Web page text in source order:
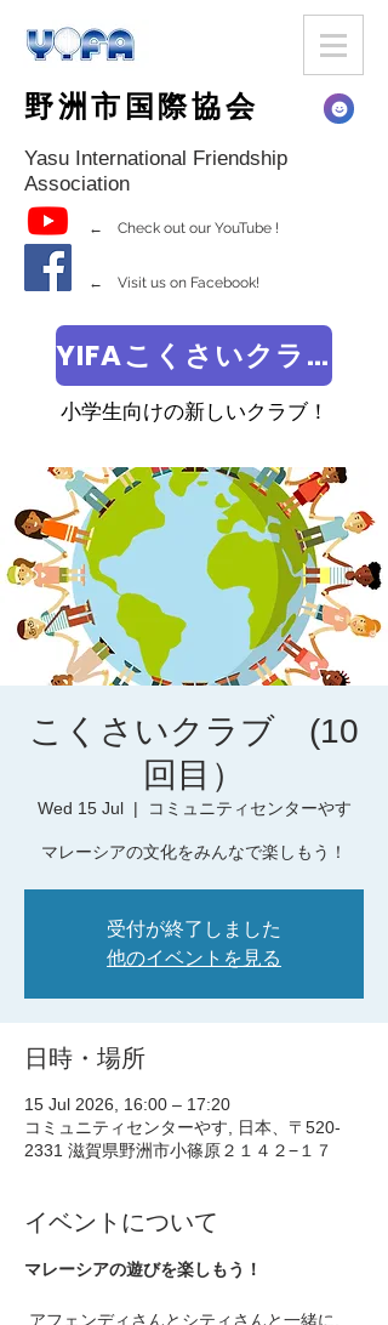
野洲市国際協会
Yasu International Friendship
Association
← Check out our YouTube !
← Visit us on Facebook!
YIFAこくさいクラブ
小学生向けの新しいクラブ！
こくさいクラブ (10
回目）
Wed 15 Jul
  |
コミュニティセンターやす
マレーシアの文化をみんなで楽しもう！
受付が終了しました
他のイベントを見る
日時・場所
15 Jul 2026, 16:00 – 17:20
コミュニティセンターやす, 日本、〒520-
2331 滋賀県野洲市小篠原２１４２−１７
イベントについて
マレーシアの遊びを楽しもう！